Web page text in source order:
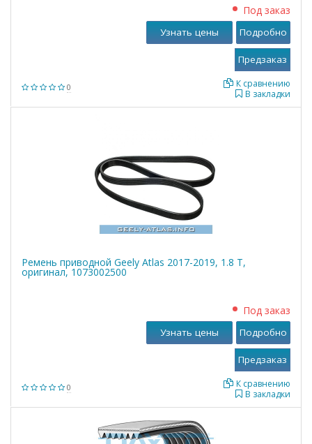
0
Под заказ
В закладки
К сравнению
Узнать цены Подробно
Ремень приводной Geely Atlas 2017-2019, 1.8 T,
оригинал, 1073002500
0
Под заказ
В закладки
К сравнению
Узнать цены Подробно